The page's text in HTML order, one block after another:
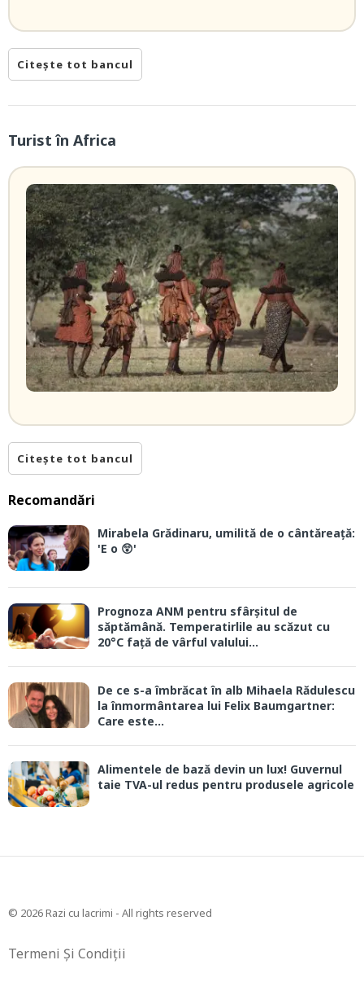
Citește tot bancul
Turist în Africa
Citește tot bancul
Recomandări
Mirabela Grădinaru, umilită de o cântăreață:
'E o 😲'
Prognoza ANM pentru sfârșitul de
săptămână. Temperatirlile au scăzut cu
20°C față de vârful valului...
De ce s-a îmbrăcat în alb Mihaela Rădulescu
la înmormântarea lui Felix Baumgartner:
Care este...
Alimentele de bază devin un lux! Guvernul
taie TVA-ul redus pentru produsele agricole
© 2026 Razi cu lacrimi - All rights reserved
Termeni Și Condiții